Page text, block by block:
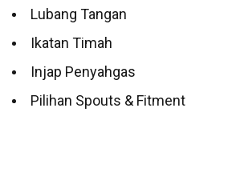
Lubang Tangan
Ikatan Timah
Injap Penyahgas
Pilihan Spouts & Fitment